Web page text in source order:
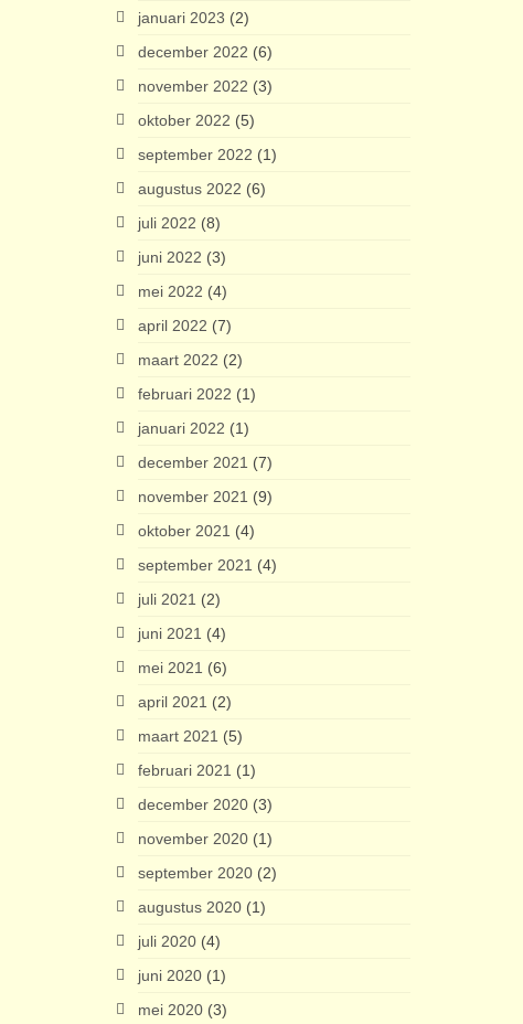
januari 2023 (2)
december 2022 (6)
november 2022 (3)
oktober 2022 (5)
september 2022 (1)
augustus 2022 (6)
juli 2022 (8)
juni 2022 (3)
mei 2022 (4)
april 2022 (7)
maart 2022 (2)
februari 2022 (1)
januari 2022 (1)
december 2021 (7)
november 2021 (9)
oktober 2021 (4)
september 2021 (4)
juli 2021 (2)
juni 2021 (4)
mei 2021 (6)
april 2021 (2)
maart 2021 (5)
februari 2021 (1)
december 2020(3)
november 2020(1)
september 2020(2)
augustus 2020(1)
juli 2020(4)
juni 2020(1)
mei 2020(3)